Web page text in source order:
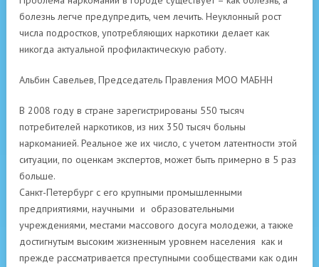
болезнь легче предупредить, чем лечить. Неуклонный рост
числа подростков, употребляющих наркотики делает как
никогда актуальной профилактическую работу.
Альбин Савельев, Председатель Правления МОО МАБНН
В 2008 году в стране зарегистрированы 550 тысяч
потребителей наркотиков, из них 350 тысяч больны
наркоманией. Реальное же их число, с учетом латентности этой
ситуации, по оценкам экспертов, может быть примерно в 5 раз
больше.
Санкт-Петербург с его крупными промышленными
предприятиями, научными и образовательными
учреждениями, местами массового досуга молодежи, а также
достигнутым высоким жизненным уровнем населения как и
прежде рассматривается преступными сообществами как один